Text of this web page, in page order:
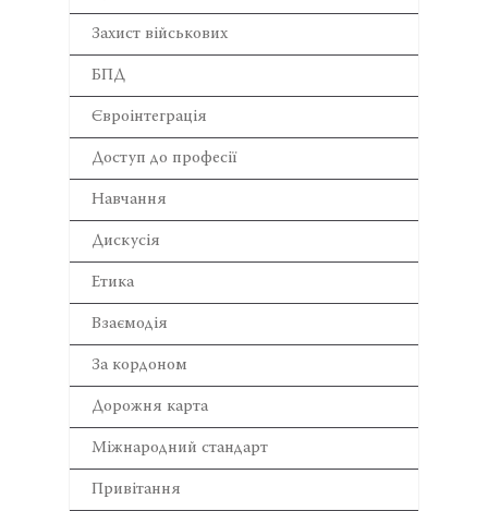
Захист військових
БПД
Євроінтеграція
Доступ до професії
Навчання
Дискусія
Етика
Взаємодія
За кордоном
Дорожня карта
Міжнародний стандарт
Привітання